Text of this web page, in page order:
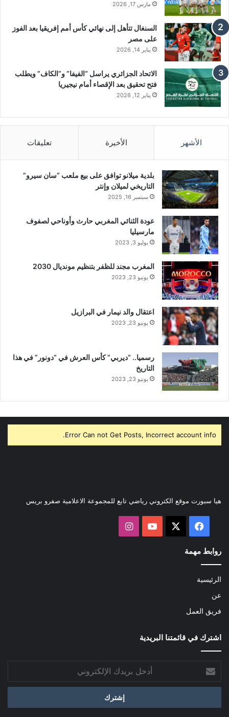
مارس 17, 2026
السنغال تتأهل إلى نهائي كأس أمم إفريقيا بعد الفوز
على مصر
يناير 14, 2026
الاتحاد الجزائري يراسل “الفيفا” و”الكاف” ويطلب
فتح تحقيق بعد الإقصاء أمام نيجيريا
يناير 12, 2026
الأشهر الأخيرة تعليقات
بلدية ميلانو توافق على بيع ملعب “سان سيرو”
التاريخي لميلان وإنتر
سبتمبر 16, 2025
عودة الثنائي المغربي حارث وأوناحي لصفوف
مارسيليا
يوليو 3, 2023
المغرب مجند للظفر بتنظيم مونديال 2030
يونيو 23, 2023
اعتقال والد نيمار في البرازيل
يونيو 23, 2023
رسميا.. “ديربي” كأس العرش في “دونور” في هذا
التاريخ
يونيو 23, 2023
Error Can not Get Posts, Incorrect account info.
هيا سبورت موقع الكتروني رياضي تابع للمجموعة الاعلامية صفرو بريس
فيسبوك ‫YouTubeانستقرام
روابط مهمة
الرئيسية
عن
فريق العمل
اشترك في قائمتنا البريدية
بريدك
الإلكتروني